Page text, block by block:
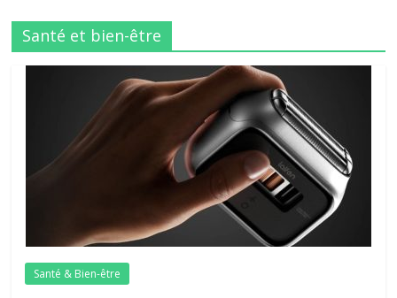
Santé et bien-être
Santé & Bien-être